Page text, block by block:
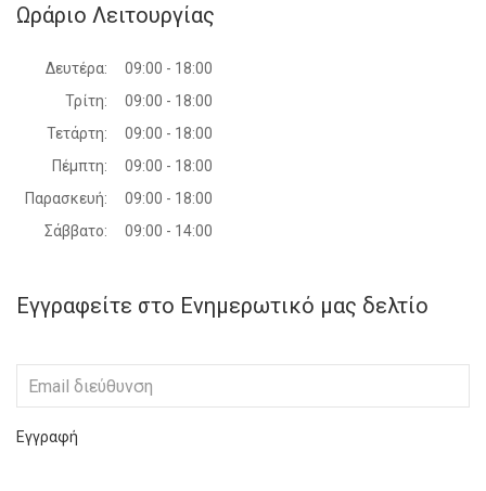
Ωράριο Λειτουργίας
Δευτέρα:
09:00 - 18:00
Τρίτη:
09:00 - 18:00
Τετάρτη:
09:00 - 18:00
Πέμπτη:
09:00 - 18:00
Παρασκευή:
09:00 - 18:00
Σάββατο:
09:00 - 14:00
Εγγραφείτε στο Ενημερωτικό μας δελτίο
Εγγραφή